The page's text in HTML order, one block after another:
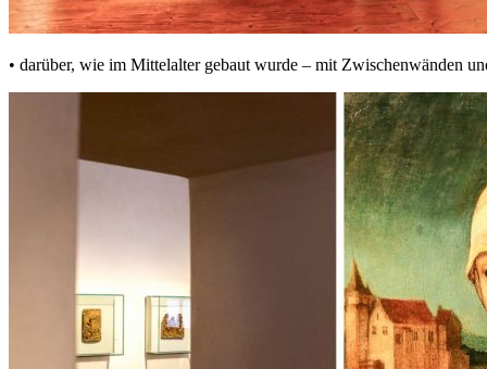
• darüber, wie im Mittelalter gebaut wurde – mit Zwischenwänden